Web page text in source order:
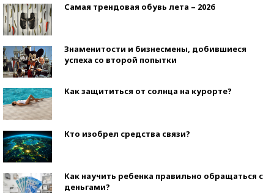
Самая трендовая обувь лета – 2026
Знаменитости и бизнесмены, добившиеся
успеха со второй попытки
Как защититься от солнца на курорте?
Кто изобрел средства связи?
Как научить ребенка правильно обращаться с
деньгами?